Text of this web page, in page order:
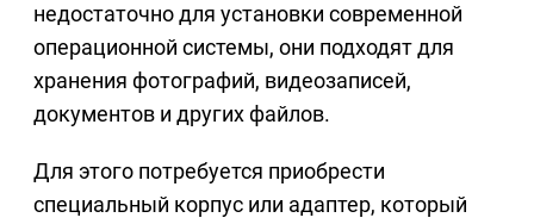
недостаточно для установки современной
операционной системы, они подходят для
хранения фотографий, видеозаписей,
документов и других файлов.
Для этого потребуется приобрести
специальный корпус или адаптер, который